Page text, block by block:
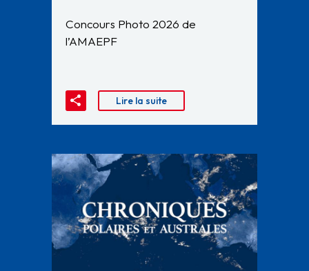
Concours Photo 2026 de
l’AMAEPF
Lire la suite